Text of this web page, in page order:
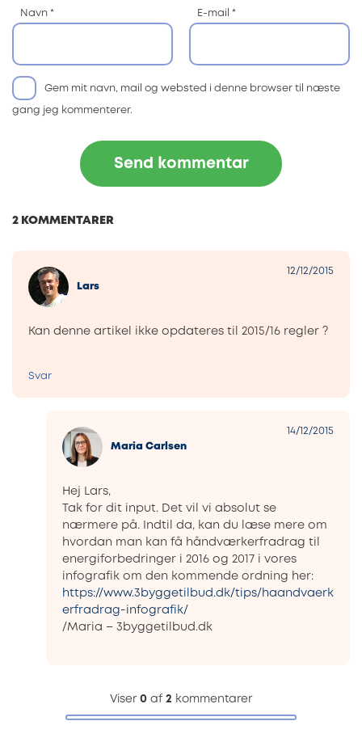
Navn * E-mail *
Gem mit navn, mail og websted i denne browser til næste
gang jeg kommenterer.
2 KOMMENTARER
Lars
12/12/2015
Kan denne artikel ikke opdateres til 2015/16 regler ?
Svar
Maria Carlsen
14/12/2015
Hej Lars,
Tak for dit input. Det vil vi absolut se
nærmere på. Indtil da, kan du læse mere om
hvordan man kan få håndværkerfradrag til
energiforbedringer i 2016 og 2017 i vores
infografik om den kommende ordning her:
https://www.3byggetilbud.dk/tips/haandvaerk
erfradrag-infografik/
/Maria – 3byggetilbud.dk
Viser 0 af 2 kommentarer